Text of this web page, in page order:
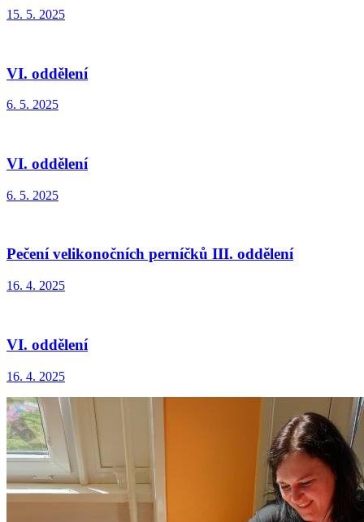
15. 5. 2025
VI. oddělení
6. 5. 2025
VI. oddělení
6. 5. 2025
Pečení velikonočních perníčků III. oddělení
16. 4. 2025
VI. oddělení
16. 4. 2025